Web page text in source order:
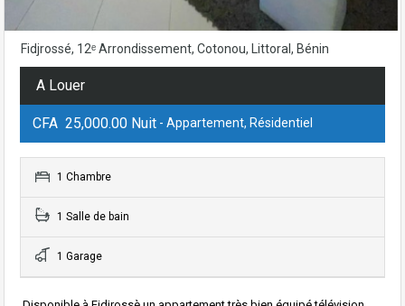
Fidjrossé, 12ᵉ Arrondissement, Cotonou, Littoral, Bénin
A Louer
CFA 25,000.00 Nuit - Appartement, Résidentiel
1 Chambre
1 Salle de bain
1 Garage